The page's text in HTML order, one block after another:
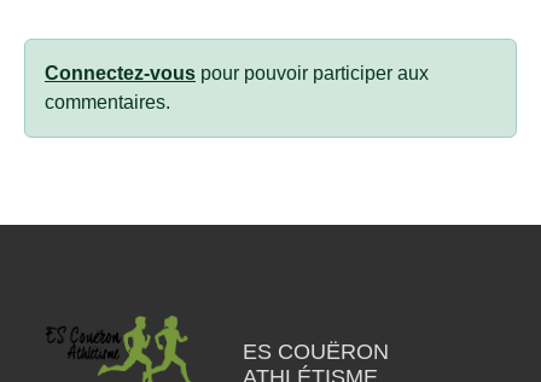
Connectez-vous pour pouvoir participer aux
commentaires.
ES COUËRON
ATHLÉTISME